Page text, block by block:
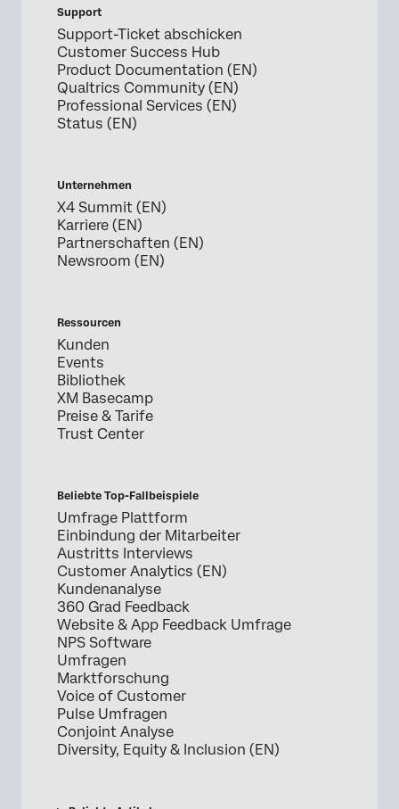
Support
Support-Ticket abschicken
Customer Success Hub
Product Documentation (EN)
Qualtrics Community (EN)
Professional Services (EN)
Status (EN)
Unternehmen
X4 Summit (EN)
Karriere (EN)
Partnerschaften (EN)
Newsroom (EN)
Ressourcen
Kunden
Events
Bibliothek
XM Basecamp
Preise & Tarife
Trust Center
Beliebte Top-Fallbeispiele
Umfrage Plattform
Einbindung der Mitarbeiter
Austritts Interviews
Customer Analytics (EN)
Kundenanalyse
360 Grad Feedback
Website & App Feedback Umfrage
NPS Software
Umfragen
Marktforschung
Voice of Customer
Pulse Umfragen
Conjoint Analyse
Diversity, Equity & Inclusion (EN)